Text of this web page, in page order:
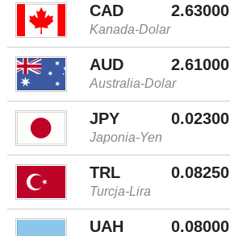
CAD 2.63000
Kanada-Dolar
AUD 2.61000
Australia-Dolar
JPY 0.02300
Japonia-Yen
TRL 0.08250
Turcja-Lira
UAH 0.08000